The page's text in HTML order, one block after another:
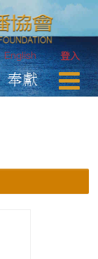
登入
English
奉獻